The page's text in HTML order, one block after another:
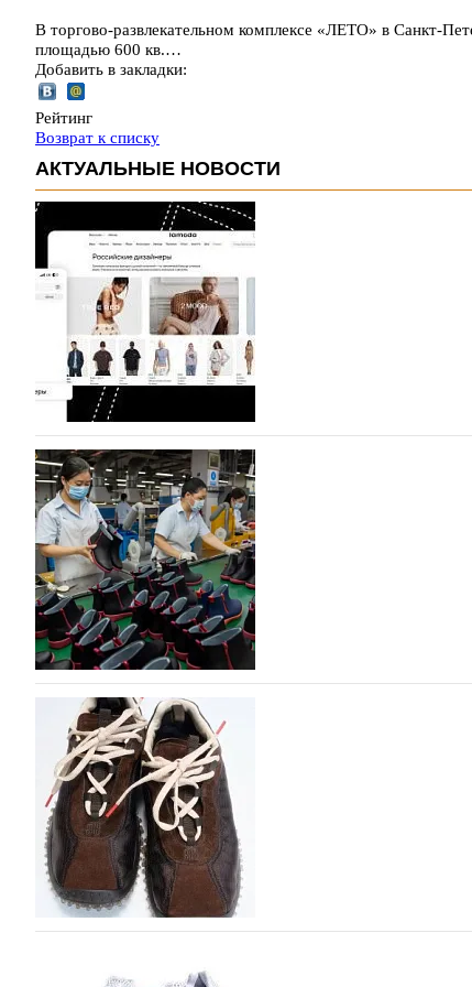
В торгово-развлекательном комплексе «ЛЕТО» в Санкт-
площадью 600 кв.…
Добавить в закладки:
Рейтинг
Возврат к списку
АКТУАЛЬНЫЕ НОВОСТИ
На платформе Lamoda - новый раздел и
дизайнерских марок
Российский маркетплейс Lamoda решил обновить
марок одежды, обуви и аксессуаров. Бренды также
06.08.2026 262
Объем мирового производства обуви в
В 2025 году мировое производство обуви
на 0,1% до 24,6 млрд пар, - данные опубликованы в
2026», Португальской ассоциацией…
06.08.2026 474